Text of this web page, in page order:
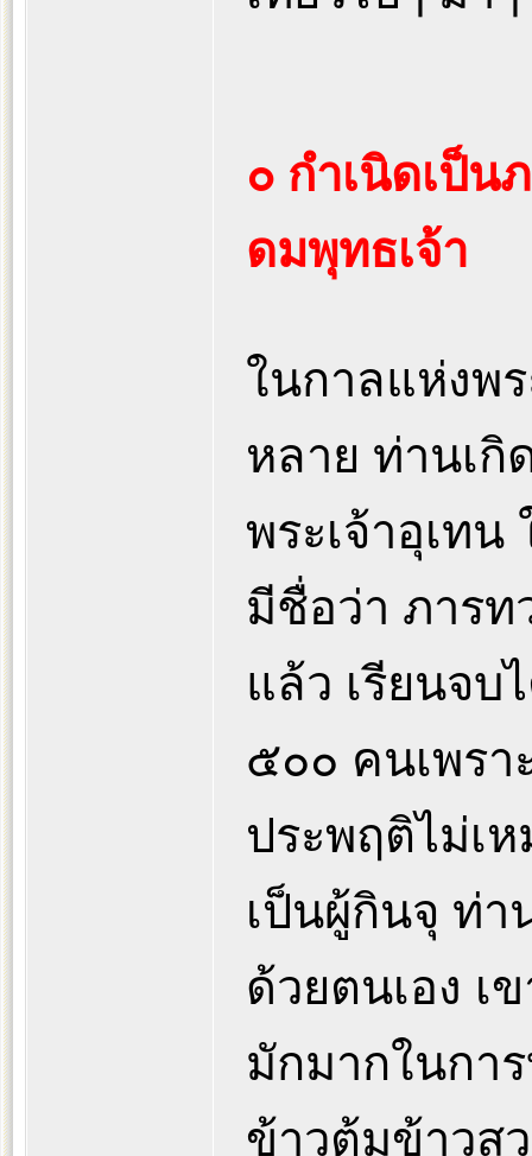
๐ กำเนิดเป็น
ดมพุทธเจ้า
ในกาลแห่งพ
หลาย ท่านเกิ
พระเจ้าอุเท
มีชื่อว่า ภารท
แล้ว เรียนจ
๕๐๐ คนเพร
ประพฤติไม่เ
เป็นผู้กินจุ ท่
ด้วยตนเอง เ
มักมากในกา
ข้าวต้มข้าวส